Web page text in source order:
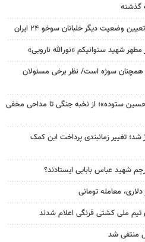
وضعیت دیگر خلبانان سوخو ۲۴ ایران
شهید ستوانیکم «نورالله نارویی»
همچنان سوژه است/ نظر برخی مسئولان
ستوده»؛ از نخبه جنگی تا مداحی مخفی
شد؛ تغییر زمانبندی پرداخت این کمک
شهید عباس بابایی ایستادند؟
معامله تومانی
ملی کشتی فرنگی اعلام شدند
منتفی شد